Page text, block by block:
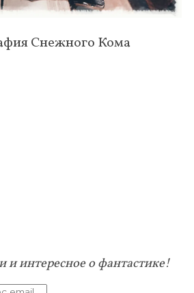
Снежного Кома
и интересное о фантастике!